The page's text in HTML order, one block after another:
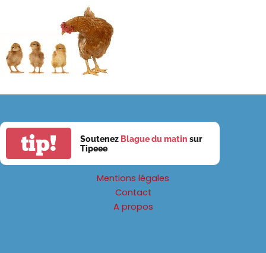
tip! Soutenez Blague du matin sur
Tipeee
Mentions légales
Contact
A propos